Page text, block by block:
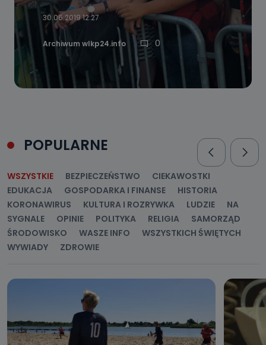
30.06.2019 12:27
Archiwum wlkp24.info 0
POPULARNE
WSZYSTKIE BEZPIECZEŃSTWO
CIEKAWOSTKI
EDUKACJA
GOSPODARKA I FINANSE
HISTORIA
KORONAWIRUS
KULTURA I ROZRYWKA LUDZIE
NA
SYGNALE
OPINIE POLITYKA RELIGIA
SAMORZĄD
ŚRODOWISKO
WASZE INFO
WSZYSTKICH ŚWIĘTYCH
WYWIADY
ZDROWIE